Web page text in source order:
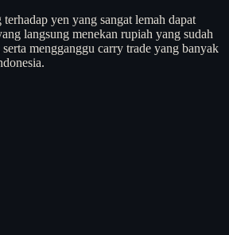
yen yang sangat lemah dapat
langsung menekan rupiah yang sudah
mengganggu carry trade yang banyak